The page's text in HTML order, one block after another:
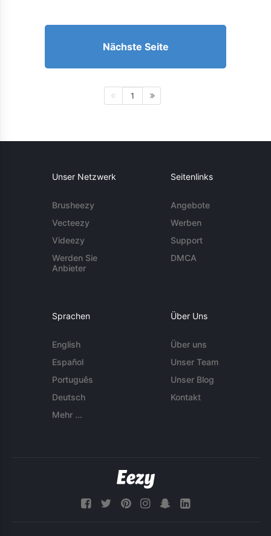
Nächste Seite
1
Unser Netzwerk
Brusheezy
Vecteezy
Videezy
Werden Sie
Anbieter
Seitenlinks
Angebote
Werben
Support
DMCA
Sprachen
English
Español
Português
Deutsch
Mehr ...
Über Uns
Über uns
Unser Team
Unser Blog
Kontakt